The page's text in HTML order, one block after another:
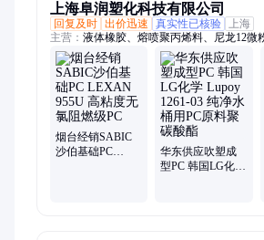
上海阜润塑化科技有限公司
回复及时 出价迅速 真实性已核验
上海
主营： 液体橡胶、熔喷聚丙烯料、尼龙12微
级PC、软质PMMA、PVA聚乙烯醇、聚烯
甲醛、ASA粉、LG化学工程塑料、可乐丽
PTFE铁氟龙、ppo合金、阿科玛EVA、JSR
PA66、PMMA、PBT、PC聚碳酸酯、ABS
PTFE、POE
烟台经销SABIC
沙伯基础PC
华东供应吹塑成
型PC 韩国LG化学